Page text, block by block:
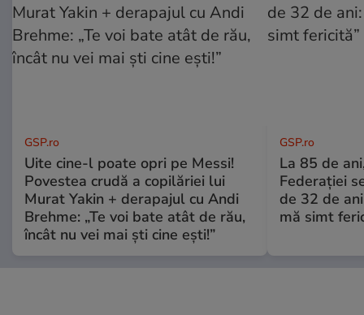
GSP.ro
Uite cine-l poate opri pe Messi!
Povestea crudă a copilăriei lui
Murat Yakin + derapajul cu Andi
Brehme: „Te voi bate atât de rău,
încât nu vei mai ști cine ești!”
GSP.ro
La 85 de
Federației
de 32 de
mă simt